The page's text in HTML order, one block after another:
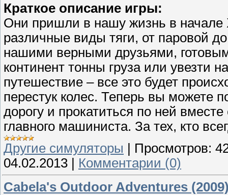
Краткое описание игры:
Они пришли в нашу жизнь в начале
различные виды тяги, от паровой
нашими верными друзьями,
континент тонны груза или увезти
путешествие – все это будет
перестук колес. Теперь вы можете
дорогу и прокатиться по ней
главного машиниста. За тех, кто
Другие симуляторы | Просмотров:
04.02.2013 | Комментарии (0)
Cabela's Outdoor Adventures